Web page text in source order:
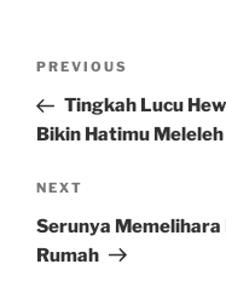
Previous
Post
PREVIOUS
Tingkah Lucu
Bikin Hatimu Meleleh
Next
Post
NEXT
Serunya Memelihara
Rumah